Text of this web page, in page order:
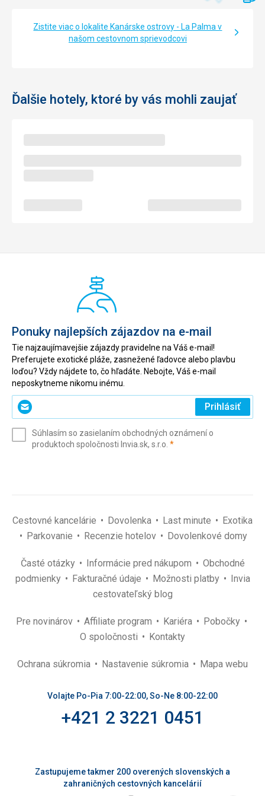
Zistite viac o lokalite Kanárske ostrovy - La Palma v
našom cestovnom sprievodcovi
Ďalšie hotely, ktoré by vás mohli zaujať
Ponuky najlepších zájazdov na e-mail
Tie najzaujímavejšie zájazdy pravidelne na Váš e-mail!
Preferujete exotické pláže, zasnežené ľadovce alebo plavbu
loďou? Vždy nájdete to, čo hľadáte. Nebojte, Váš e-mail
neposkytneme nikomu inému.
Zadajte
svoj
(povinné)
Prihlásiť
Súhlasím so zasielaním obchodných oznámení o
produktoch spoločnosti Invia.sk, s.r.o. *(povinné)
Cestovné kancelárie Dovolenka Last minute
Exotika
Parkovanie
Recenzie hotelov Dovolenkové domy
Časté otázky Informácie pred nákupom
Obchodné
podmienky
Fakturačné údaje Možnosti platby
Invia
cestovateľský blog
Pre novinárov Affiliate program Kariéra
Pobočky
O spoločnosti
Kontakty
Ochrana súkromia Nastavenie súkromia Mapa webu
Volajte Po-Pia 7:00-22:00, So-Ne 8:00-22:00
+421 2 3221 0451
Zastupujeme takmer 200 overených slovenských a
zahraničných cestovných kancelárií